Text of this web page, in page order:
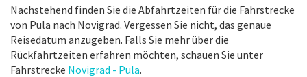
Nachstehend finden Sie die Abfahrtzeiten für die Fahrstrecke
von Pula nach Novigrad. Vergessen Sie nicht, das genaue
Reisedatum anzugeben. Falls Sie mehr über die
Rückfahrtzeiten erfahren möchten, schauen Sie unter
Fahrstrecke Novigrad - Pula.